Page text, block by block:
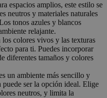
espacios amplios, este estilo se
neutros y materiales naturales
tonos azules y blancos
relajante.
los colores vivos y las texturas
para ti. Puedes incorporar
diferentes tamaños y colores
un ambiente más sencillo y
ser la opción ideal. Elige
neutros, y limita la